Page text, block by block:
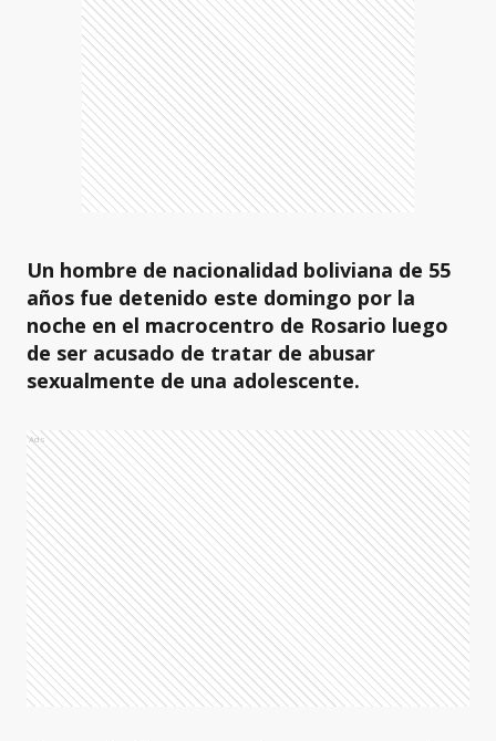
Un hombre de nacionalidad boliviana de 55
años fue detenido este domingo por la
noche en el macrocentro de Rosario luego
de ser acusado de tratar de abusar
sexualmente de una adolescente.
Ads